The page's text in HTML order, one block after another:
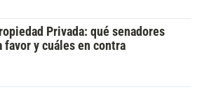
Privada: qué senadores
favor y cuáles en contra